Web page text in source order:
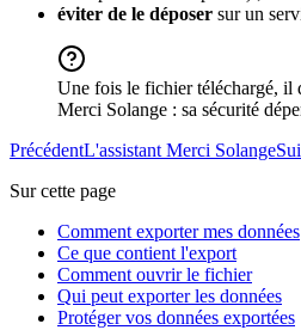
éviter de le déposer sur un
Une fois le fichier téléchargé, il
Merci Solange : sa sécurité
PrécédentL'assistant Merci Solange
Sur cette page
Comment exporter mes données
Ce que contient l'export
Comment ouvrir le fichier
Qui peut exporter les données
Protéger vos données exportées